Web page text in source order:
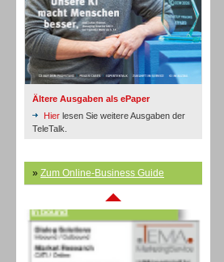
Ältere Ausgaben als ePaper
Hier lesen Sie weitere Ausgaben der
TeleTalk.
» Zum Online-Business Guide
Inbound